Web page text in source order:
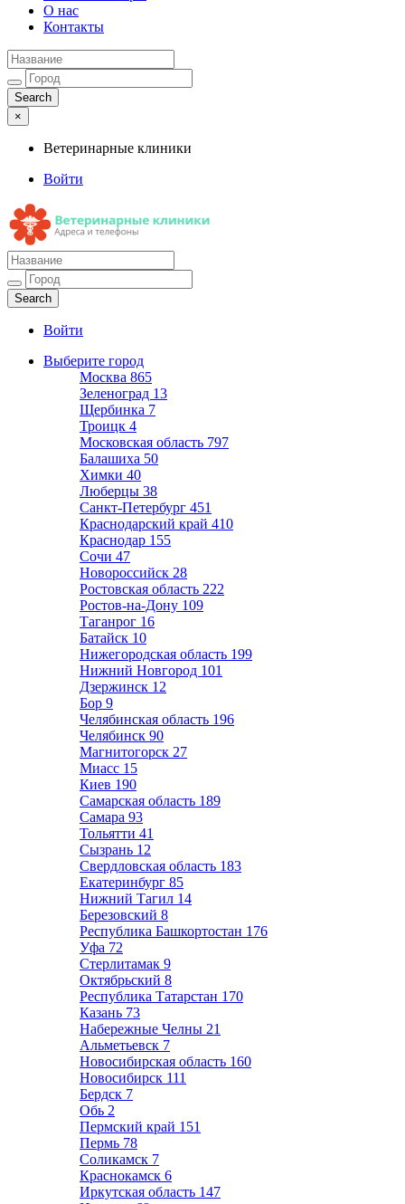
О нас
Контакты
×
Ветеринарные клиники
Войти
Ветеринарные клиники
Адреса и телефоны
Войти
Выберите город
Москва 865
Зеленоград 13
Щербинка 7
Троицк 4
Московская область 797
Балашиха 50
Химки 40
Люберцы 38
Санкт-Петербург 451
Краснодарский край 410
Краснодар 155
Сочи 47
Новороссийск 28
Ростовская область 222
Ростов-на-Дону 109
Таганрог 16
Батайск 10
Нижегородская область 199
Нижний Новгород 101
Дзержинск 12
Бор 9
Челябинская область 196
Челябинск 90
Магнитогорск 27
Миасс 15
Киев 190
Самарская область 189
Самара 93
Тольятти 41
Сызрань 12
Свердловская область 183
Екатеринбург 85
Нижний Тагил 14
Березовский 8
Республика Башкортостан 176
Уфа 72
Стерлитамак 9
Октябрьский 8
Республика Татарстан 170
Казань 73
Набережные Челны 21
Альметьевск 7
Новосибирская область 160
Новосибирск 111
Бердск 7
Обь 2
Пермский край 151
Пермь 78
Соликамск 7
Краснокамск 6
Иркутская область 147